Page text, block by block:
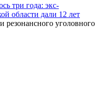
три года: экс-
области дали 12 лет
резонансного уголовного